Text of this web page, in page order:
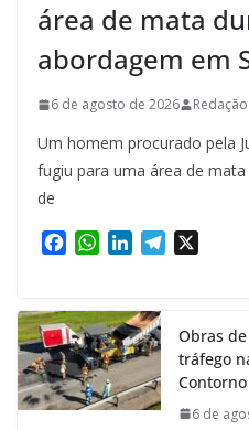
área de mata
abordagem em
6 de agosto de 2026 Redação
Um homem procurado pela
fugiu para uma área de
de
e
b
o
o
k
W
t
s
A
p
p
k
e
d
I
n
m
Obras
tráfego
6 de